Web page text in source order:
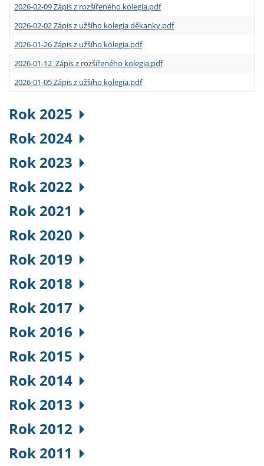
2026-02-09 Zápis z rozšířeného kolegia.pdf
2026-02-02 Zápis z užšího kolegia děkanky.pdf
2026-01-26 Zápis z užšího kolegia.pdf
2026-01-12 Zápis z rozšířeného kolegia.pdf
2026-01-05 Zápis z užšího kolegia.pdf
Rok 2025
Rok 2024
Rok 2023
Rok 2022
Rok 2021
Rok 2020
Rok 2019
Rok 2018
Rok 2017
Rok 2016
Rok 2015
Rok 2014
Rok 2013
Rok 2012
Rok 2011